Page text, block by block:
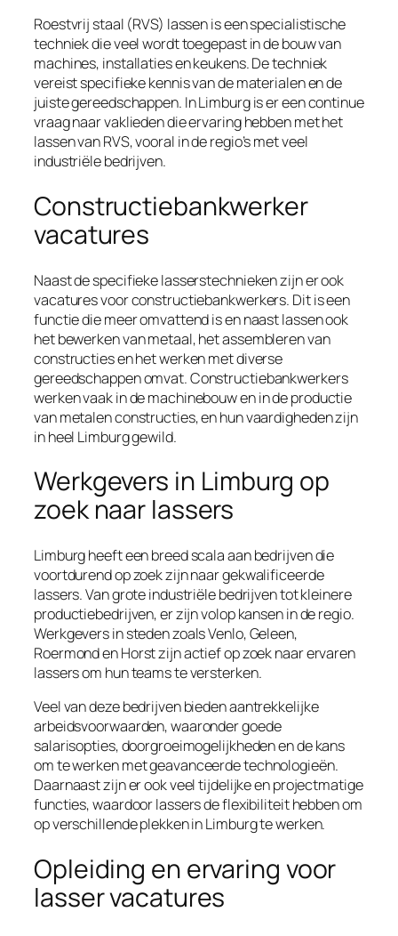
Roestvrij staal (RVS) lassen is een specialistische
techniek die veel wordt toegepast in de bouw van
machines, installaties en keukens. De techniek
vereist specifieke kennis van de materialen en de
juiste gereedschappen. In Limburg is er een continue
vraag naar vaklieden die ervaring hebben met het
lassen van RVS, vooral in de regio’s met veel
industriële bedrijven.
Constructiebankwerker
vacatures
Naast de specifieke lasserstechnieken zijn er ook
vacatures voor constructiebankwerkers. Dit is een
functie die meer omvattend is en naast lassen ook
het bewerken van metaal, het assembleren van
constructies en het werken met diverse
gereedschappen omvat. Constructiebankwerkers
werken vaak in de machinebouw en in de productie
van metalen constructies, en hun vaardigheden zijn
in heel Limburg gewild.
Werkgevers in Limburg op
zoek naar lassers
Limburg heeft een breed scala aan bedrijven die
voortdurend op zoek zijn naar gekwalificeerde
lassers. Van grote industriële bedrijven tot kleinere
productiebedrijven, er zijn volop kansen in de regio.
Werkgevers in steden zoals Venlo, Geleen,
Roermond en Horst zijn actief op zoek naar ervaren
lassers om hun teams te versterken.
Veel van deze bedrijven bieden aantrekkelijke
arbeidsvoorwaarden, waaronder goede
salarisopties, doorgroeimogelijkheden en de kans
om te werken met geavanceerde technologieën.
Daarnaast zijn er ook veel tijdelijke en projectmatige
functies, waardoor lassers de flexibiliteit hebben om
op verschillende plekken in Limburg te werken.
Opleiding en ervaring voor
lasser vacatures